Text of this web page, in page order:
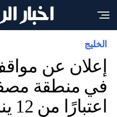
الخليج
إعلان عن
في منطقة
اعتبارًا من 12 يناير